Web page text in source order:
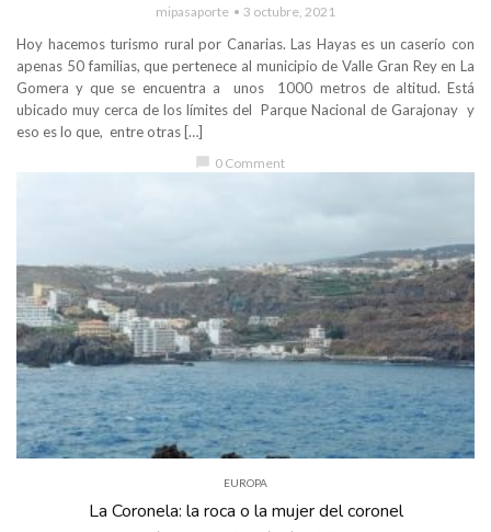
mipasaporte 3 octubre, 2021
Hoy hacemos turismo rural por Canarias. Las Hayas es un caserío con
apenas 50 familias, que pertenece al municipio de Valle Gran Rey en La
Gomera y que se encuentra a unos 1000 metros de altitud. Está
ubicado muy cerca de los límites del Parque Nacional de Garajonay y
eso es lo que, entre otras […]
0 Comment
EUROPA
La Coronela: la roca o la mujer del coronel